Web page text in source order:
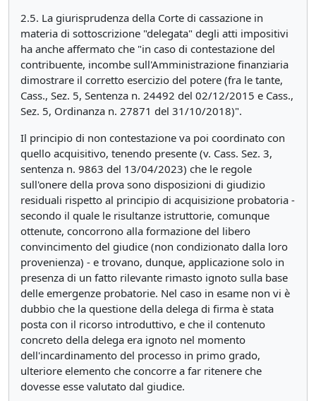
2.5. La giurisprudenza della Corte di cassazione in
materia di sottoscrizione "delegata" degli atti impositivi
ha anche affermato che "in caso di contestazione del
contribuente, incombe sull'Amministrazione finanziaria
dimostrare il corretto esercizio del potere (fra le tante,
Cass., Sez. 5, Sentenza n. 24492 del 02/12/2015 e Cass.,
Sez. 5, Ordinanza n. 27871 del 31/10/2018)".
Il principio di non contestazione va poi coordinato con
quello acquisitivo, tenendo presente (v. Cass. Sez. 3,
sentenza n. 9863 del 13/04/2023) che le regole
sull'onere della prova sono disposizioni di giudizio
residuali rispetto al principio di acquisizione probatoria -
secondo il quale le risultanze istruttorie, comunque
ottenute, concorrono alla formazione del libero
convincimento del giudice (non condizionato dalla loro
provenienza) - e trovano, dunque, applicazione solo in
presenza di un fatto rilevante rimasto ignoto sulla base
delle emergenze probatorie. Nel caso in esame non vi è
dubbio che la questione della delega di firma è stata
posta con il ricorso introduttivo, e che il contenuto
concreto della delega era ignoto nel momento
dell'incardinamento del processo in primo grado,
ulteriore elemento che concorre a far ritenere che
dovesse esse valutato dal giudice.